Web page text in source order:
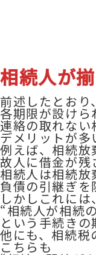
相続人が
前述したとおり、
各期限が設けら
連絡の取れな
デメリットが多
例えば、相続放
故人に借金が残
相続人は相続放
負債の引継ぎを
しかしこれには
“相続人が相続
という手続きの
他にも、相続税
こちらも